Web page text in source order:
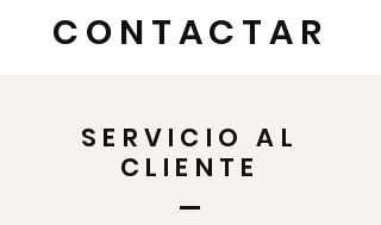
CONTACTAR
SERVICIO AL
CLIENTE